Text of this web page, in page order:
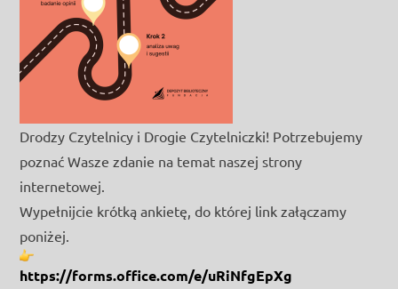
Drodzy Czytelnicy i Drogie Czytelniczki! Potrzebujemy
poznać Wasze zdanie na temat naszej strony
internetowej.
Wypełnijcie krótką ankietę, do której link załączamy
poniżej.
https://forms.office.com/e/uRiNfgEpXg